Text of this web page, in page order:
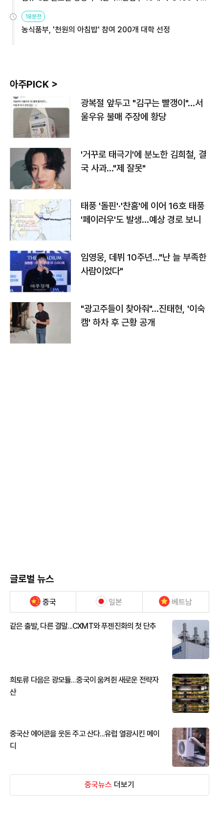
원
18분전
농식품부, '천원의 아침밥' 참여 200개 대학 선정
아주PICK >
광복절 앞두고 "김구는 빨갱이"…서
울우유 불매 주장에 황당
'거꾸로 태극기'에 분노한 김희철, 결
국 사과…"제 잘못"
태풍 '돌핀'·'찬홈'에 이어 16호 태풍
'페이러우'도 발생…예상 경로 보니
임영웅, 데뷔 10주년…"난 늘 부족한
사람이었다"
"광고주들이 찾아줘"…진태현, '이숙
캠' 하차 후 근황 공개
글로벌 뉴스
중국 일본 베트남
같은 출발, 다른 결말...CXMT와 푸젠진화의 첫 단추
희토류 다음은 광모듈…중국이 움켜쥔 새로운 전략자
산
중국산 에어콘을 웃돈 주고 산다...유럽 열광시킨 메이
디
중국뉴스 더보기